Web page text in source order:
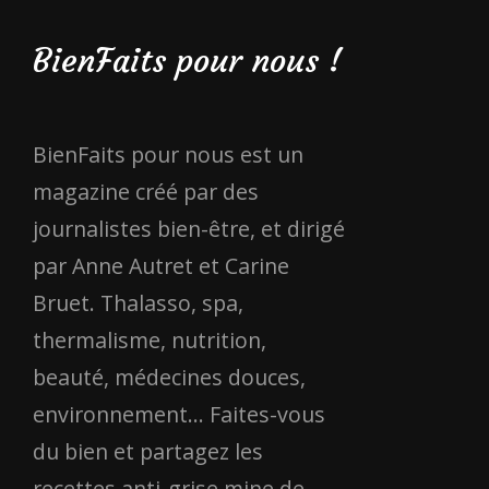
BienFaits pour nous !
BienFaits pour nous est un
magazine créé par des
journalistes bien-être, et dirigé
par Anne Autret et Carine
Bruet. Thalasso, spa,
thermalisme, nutrition,
beauté, médecines douces,
environnement... Faites-vous
du bien et partagez les